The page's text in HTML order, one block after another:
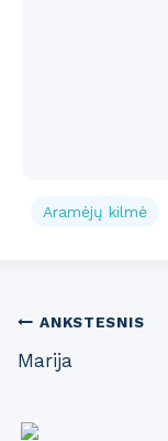
Aramėjų kilmė
Post
navigation
ANKSTESNIS
Marija